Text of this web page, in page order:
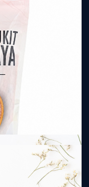
peribadi
lain untuk tujuan
lain.
kami, kami
produk
di laman web
ini mempunyai
bebas. Oleh
atau
laman-
kami berusaha
kami dan